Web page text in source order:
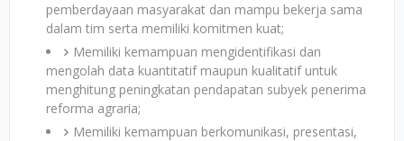
pemberdayaan masyarakat dan mampu bekerja sama
dalam tim serta memiliki komitmen kuat;
Memiliki kemampuan mengidentifikasi dan
mengolah data kuantitatif maupun kualitatif untuk
menghitung peningkatan pendapatan subyek penerima
reforma agraria;
Memiliki kemampuan berkomunikasi, presentasi,